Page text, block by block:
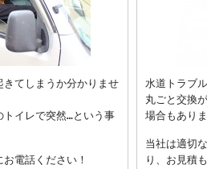
てしまうか分かりませ
イレで突然…という事
電話ください！
水道トラブ
丸ごと交換
場合もあり
当社は適切
り、お見積